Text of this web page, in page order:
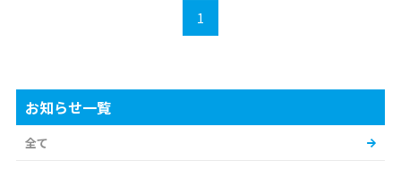
1
お知らせ一覧
全て